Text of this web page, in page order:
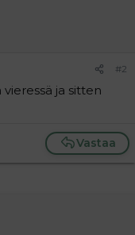
#2
ja sitten
Vastaa